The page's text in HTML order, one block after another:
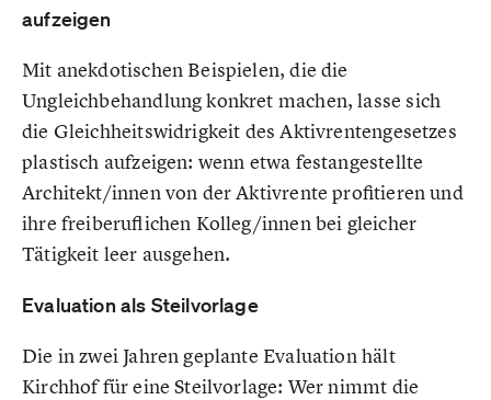
aufzeigen
Mit anekdotischen Beispielen, die die
Ungleichbehandlung konkret machen, lasse sich
die Gleichheitswidrigkeit des Aktivrentengesetzes
plastisch aufzeigen: wenn etwa festangestellte
Architekt/innen von der Aktivrente profitieren und
ihre freiberuflichen Kolleg/innen bei gleicher
Tätigkeit leer ausgehen.
Evaluation als Steilvorlage
Die in zwei Jahren geplante Evaluation hält
Kirchhof für eine Steilvorlage: Wer nimmt die